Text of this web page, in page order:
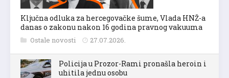
Ključna odluka za hercegovačke šume, Vlada HNŽ-a
danas o zakonu nakon 16 godina pravnog vakuuma
Ostale novosti 27.07.2026.
Policija u Prozor-Rami pronašla heroin i
uhitila jednu osobu